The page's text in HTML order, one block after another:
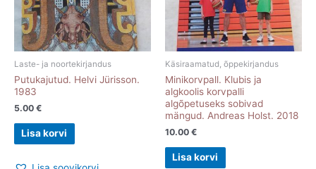
Laste- ja noortekirjandus
Putukajutud. Helvi Jürisson.
1983
5.00 €
Lisa korvi
Käsiraamatud, õppekirjandus
Minikorvpall. Klubis ja
algkoolis korvpalli
algõpetuseks sobivad
mängud. Andreas Holst. 2018
10.00 €
Lisa korvi